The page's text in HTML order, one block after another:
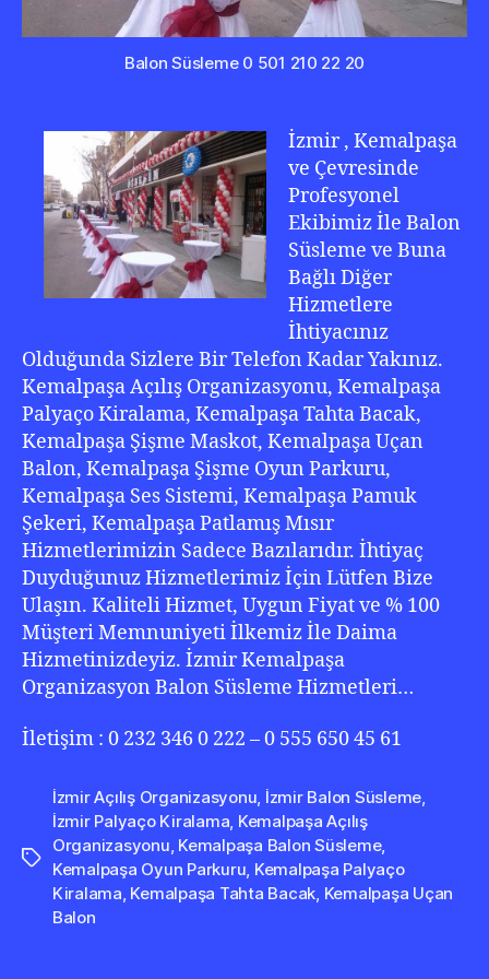
Balon Süsleme 0 501 210 22 20
İzmir , Kemalpaşa
ve Çevresinde
Profesyonel
Ekibimiz İle Balon
Süsleme ve Buna
Bağlı Diğer
Hizmetlere
İhtiyacınız
Olduğunda Sizlere Bir Telefon Kadar Yakınız.
Kemalpaşa Açılış Organizasyonu, Kemalpaşa
Palyaço Kiralama, Kemalpaşa Tahta Bacak,
Kemalpaşa Şişme Maskot, Kemalpaşa Uçan
Balon, Kemalpaşa Şişme Oyun Parkuru,
Kemalpaşa Ses Sistemi, Kemalpaşa Pamuk
Şekeri, Kemalpaşa Patlamış Mısır
Hizmetlerimizin Sadece Bazılarıdır. İhtiyaç
Duyduğunuz Hizmetlerimiz İçin Lütfen Bize
Ulaşın. Kaliteli Hizmet, Uygun Fiyat ve % 100
Müşteri Memnuniyeti İlkemiz İle Daima
Hizmetinizdeyiz. İzmir Kemalpaşa
Organizasyon Balon Süsleme Hizmetleri…
İletişim : 0 232 346 0 222 – 0 555 650 45 61
Etiketler
İzmir Açılış Organizasyonu, İzmir Balon Süsleme,
İzmir Palyaço Kiralama, Kemalpaşa Açılış
Organizasyonu, Kemalpaşa Balon Süsleme,
Kemalpaşa Oyun Parkuru, Kemalpaşa Palyaço
Kiralama, Kemalpaşa Tahta Bacak, Kemalpaşa Uçan
Balon